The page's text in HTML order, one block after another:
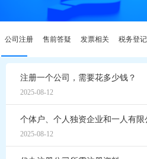
公司注册 售前答疑 发票相关 税务登记
注册一个公司，需要花多少钱？
2025-08-12
个体户、个人独资企业和一人有限
2025-08-12